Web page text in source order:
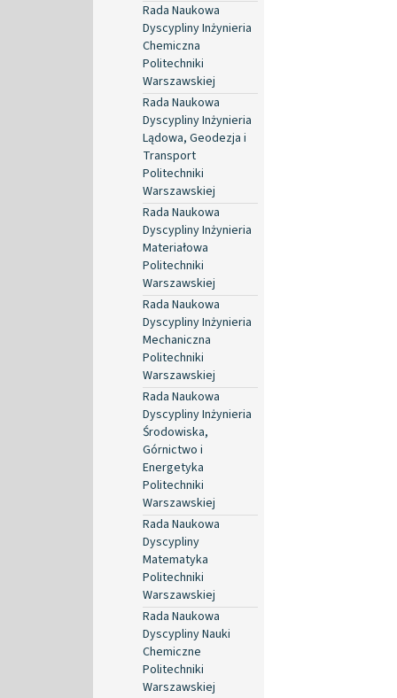
Rada Naukowa
Dyscypliny Inżynieria
Chemiczna
Politechniki
Warszawskiej
Rada Naukowa
Dyscypliny Inżynieria
Lądowa, Geodezja i
Transport
Politechniki
Warszawskiej
Rada Naukowa
Dyscypliny Inżynieria
Materiałowa
Politechniki
Warszawskiej
Rada Naukowa
Dyscypliny Inżynieria
Mechaniczna
Politechniki
Warszawskiej
Rada Naukowa
Dyscypliny Inżynieria
Środowiska,
Górnictwo i
Energetyka
Politechniki
Warszawskiej
Rada Naukowa
Dyscypliny
Matematyka
Politechniki
Warszawskiej
Rada Naukowa
Dyscypliny Nauki
Chemiczne
Politechniki
Warszawskiej